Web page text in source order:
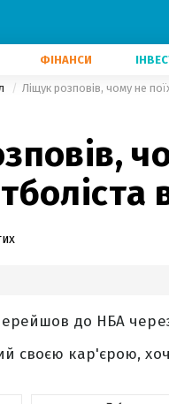
ФІНАНСИ
Ліщук розповів, чому не
до НБА
своєю кар'єрою,